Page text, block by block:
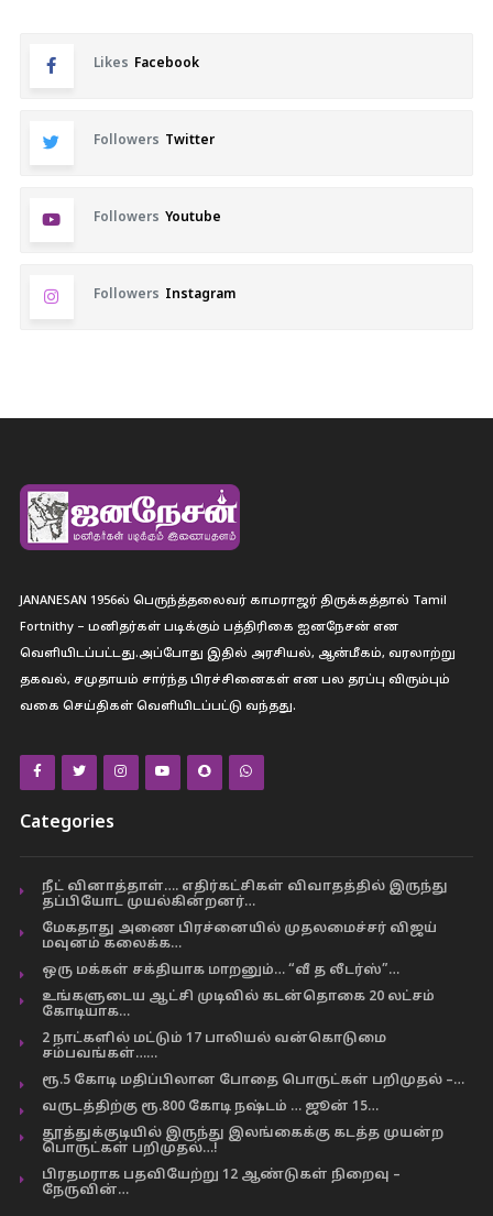
Likes Facebook
Followers Twitter
Followers Youtube
Followers Instagram
JANANESAN 1956ல் பெருந்த்தலைவர் காமராஜர் திருக்கத்தால் Tamil
Fortnithy – மனிதர்கள் படிக்கும் பத்திரிகை ஐனநேசன் என
வெளியிடப்பட்டது.அப்போது இதில் அரசியல், ஆன்மீகம், வரலாற்று
தகவல், சமுதாயம் சார்ந்த பிரச்சினைகள் என பல தரப்பு விரும்பும்
வகை செய்திகள் வெளியிடப்பட்டு வந்தது.
Categories
நீட் வினாத்தாள்…. எதிர்கட்சிகள் விவாதத்தில் இருந்து
தப்பியோட முயல்கின்றனர்…
மேகதாது அணை பிரச்னையில் முதலமைச்சர் விஜய்
மவுனம் கலைக்க…
ஒரு மக்கள் சக்தியாக மாறனும்… “வீ த லீடர்ஸ்”…
உங்களுடைய ஆட்சி முடிவில் கடன்தொகை 20 லட்சம்
கோடியாக…
2 நாட்களில் மட்டும் 17 பாலியல் வன்கொடுமை
சம்பவங்கள்……
ரூ.5 கோடி மதிப்பிலான போதை பொருட்கள் பறிமுதல் –…
வருடத்திற்கு ரூ.800 கோடி நஷ்டம் … ஜூன் 15…
தூத்துக்குடியில் இருந்து இலங்கைக்கு கடத்த முயன்ற
பொருட்கள் பறிமுதல்…!
பிரதமராக பதவியேற்று 12 ஆண்டுகள் நிறைவு –
நேருவின்…